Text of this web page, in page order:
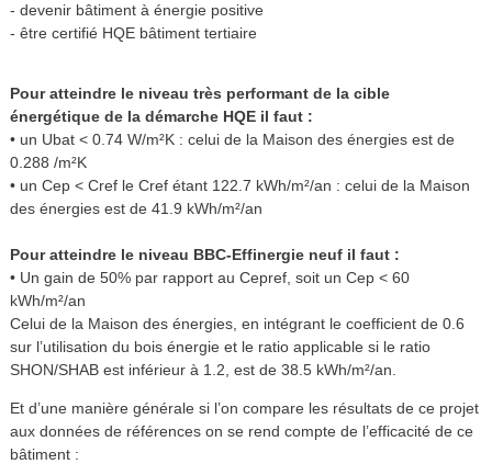
- devenir bâtiment à énergie positive
- être certifié HQE bâtiment tertiaire
Pour atteindre le niveau très performant de la cible
énergétique de la démarche HQE il faut :
• un Ubat < 0.74 W/m²K : celui de la Maison des énergies est de
0.288 /m²K
• un Cep < Cref le Cref étant 122.7 kWh/m²/an : celui de la Maison
des énergies est de 41.9 kWh/m²/an
Pour atteindre le niveau BBC-Effinergie neuf il faut :
• Un gain de 50% par rapport au Cepref, soit un Cep < 60
kWh/m²/an
Celui de la Maison des énergies, en intégrant le coefficient de 0.6
sur l’utilisation du bois énergie et le ratio applicable si le ratio
SHON/SHAB est inférieur à 1.2, est de 38.5 kWh/m²/an.
Et d’une manière générale si l’on compare les résultats de ce projet
aux données de références on se rend compte de l’efficacité de ce
bâtiment :